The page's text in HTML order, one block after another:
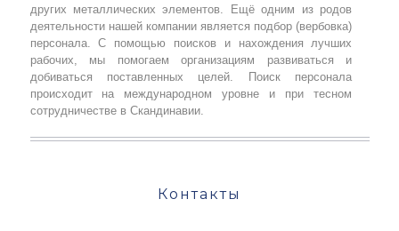
других металлических элементов. Ещё oдним из родов
деятельности нашей компании является подбор (вербовка)
персонала. С помощью поисков и нахождения лучших
рабочих, мы помогаем организациям развиваться и
добиваться поставленных целей. Поиск персонала
происходит на международном уровне и при тесном
сотрудничестве в Скандинавии.
Контакты